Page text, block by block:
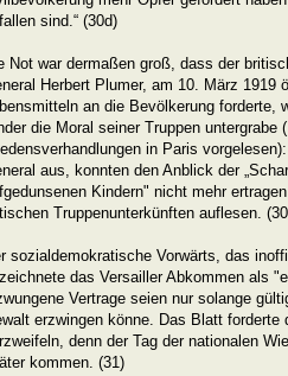
sind.“ (30d)
Not war dermaßen groß, dass der
Herbert Plumer, am 10. März 1919
an die Bevölkerung forderte,
die Moral seiner Truppen untergrabe
in Paris
aus, konnten den Anblick der
Kindern" nicht mehr
Truppenunterkünften auflesen.
sozialdemokratische Vorwärts, das
das Versailler Abkommen als
Vertrage seien nur solange
erzwingen könne. Das Blatt
denn der Tag der nationalen
kommen. (31)